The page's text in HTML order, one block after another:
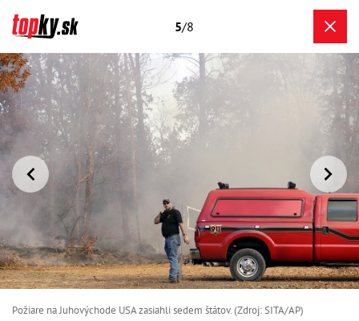
5/8
Požiare na Juhovýchode USA zasiahli sedem štátov. (Zdroj: SITA/AP)